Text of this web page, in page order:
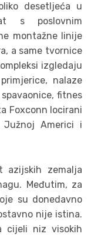
desetljeća u
s poslovnim
montažne linije
a same tvornice
izgledaju
nalaze
fitnes
Foxconn locirani
Americi i
azijskih zemalja
Međutim, za
su donedavno
nije istina.
cijeli niz visokih